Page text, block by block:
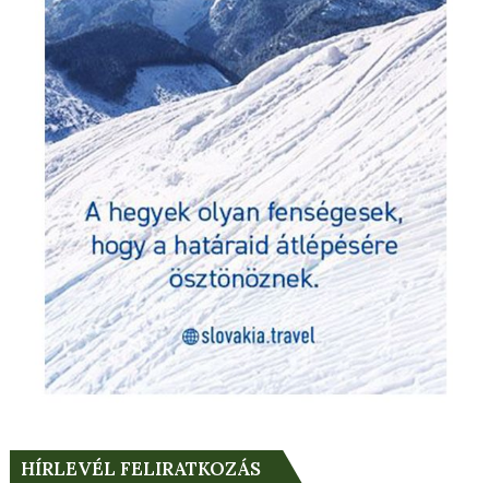
HÍRLEVÉL FELIRATKOZÁS